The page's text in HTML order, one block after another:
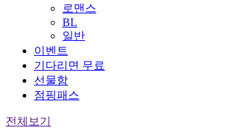
로맨스
BL
일반
이벤트
기다리면 무료
선물함
점핑패스
전체보기